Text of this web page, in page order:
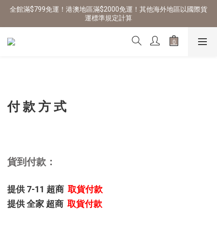
全館滿$799免運！港澳地區滿$2000免運！其他海外地區以國際貨
運標準規定計算
付 款 方 式
貨到付款：
提供 7-11 超商 取貨付款
提供 全家 超商 取貨付款